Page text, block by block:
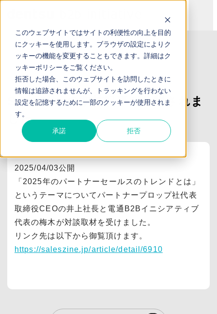
このウェブサイトではサイトの利便性の向上を目的
にクッキーを使用します。ブラウザの設定によりク
ッキーの機能を変更することもできます。詳細はク
ッキーポリシーをご覧ください。
拒否した場合、このウェブサイトを訪問したときに
情報は追跡されませんが、トラッキングを行わない
設定を記憶するために一部のクッキーが使用されま
す。
承諾 拒否
TOP お知らせ SalesZineの取材記事が公開されました
お知らせ
SalesZineの取材記事が公開されま
した
2025/04/03公開
「2025年のパートナーセールスのトレンドとは」
というテーマについてパートナープロップ社代表
取締役CEOの井上社長と電通B2Bイニシアティブ
代表の梅木が対談取材を受けました。
リンク先は以下から御覧頂けます。
https://saleszine.jp/article/detail/6910